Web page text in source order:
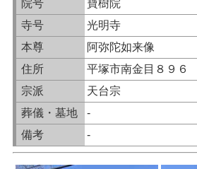
院号
寶樹院
寺号
光明寺
本尊
阿弥陀如来像
住所
平塚市南金目８９６
宗派
天台宗
葬儀・墓地
-
備考
-